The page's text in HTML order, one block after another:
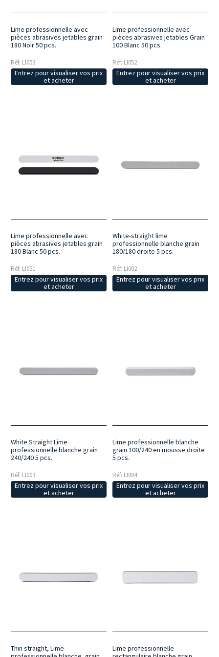
Lime professionnelle avec
pièces abrasives jetables grain
180 Noir 50 pcs.
Réf: LI053
Entrez pour visualiser vos prix
et acheter
Lime professionnelle avec
pièces abrasives jetables Grain
100 Blanc 50 pcs.
Réf: LI052
Entrez pour visualiser vos prix
et acheter
Lime professionnelle avec
pièces abrasives jetables grain
180 Blanc 50 pcs.
Réf: LI051
Entrez pour visualiser vos prix
et acheter
White-straight lime
professionnelle blanche grain
180/180 droite 5 pcs.
Réf: LI002
Entrez pour visualiser vos prix
et acheter
White Straight Lime
professionnelle blanche grain
240/240 5 pcs.
Réf: LI003
Entrez pour visualiser vos prix
et acheter
Lime professionnelle blanche
grain 100/240 en mousse droite
5 pcs.
Réf: LI004
Entrez pour visualiser vos prix
et acheter
Thin straight, Lime
Lime professionnelle